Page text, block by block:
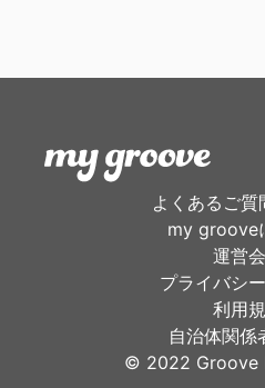
よくあるご質
my groove
運営
プライバシ
利用
自治体関係
©︎ 2022 Groove